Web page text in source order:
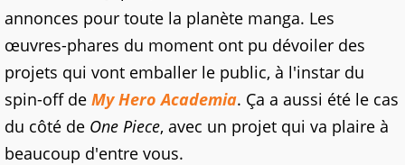
annonces pour toute la planète manga. Les
œuvres-phares du moment ont pu dévoiler des
projets qui vont emballer le public, à l'instar du
spin-off de My Hero Academia. Ça a aussi été le cas
du côté de One Piece, avec un projet qui va plaire à
beaucoup d'entre vous.